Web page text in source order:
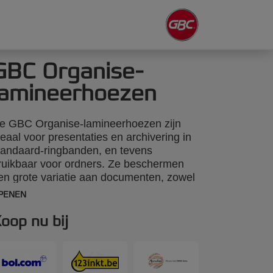
Organise-
GBC Organise-lamineerhoezen zijn
voor presentaties en archivering in
ringbanden, en tevens
voor ordners. Ze beschermen
grote variatie aan documenten, zowel
als niet-geperforeerd. De
en hebben een glanzende
en een hoog
Aantal stuks per verpakking:
nu bij